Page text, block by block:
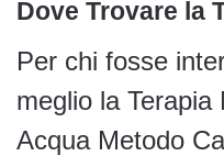
Dove Trovare la
Per chi fosse
meglio la
Acqua Metodo